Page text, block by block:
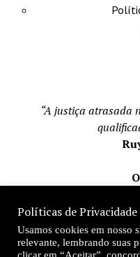
“A justiça atrasada
Políticas de
Usamos cookies em nosso
relevante, lembrando suas